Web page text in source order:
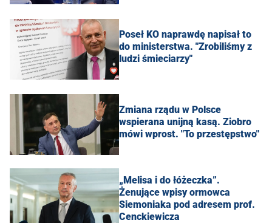
Poseł KO naprawdę napisał to
do ministerstwa. "Zrobiliśmy z
ludzi śmieciarzy"
Zmiana rządu w Polsce
wspierana unijną kasą. Ziobro
mówi wprost. "To przestępstwo"
„Melisa i do łóżeczka”.
Żenujące wpisy ormowca
Siemoniaka pod adresem prof.
Cenckiewicza